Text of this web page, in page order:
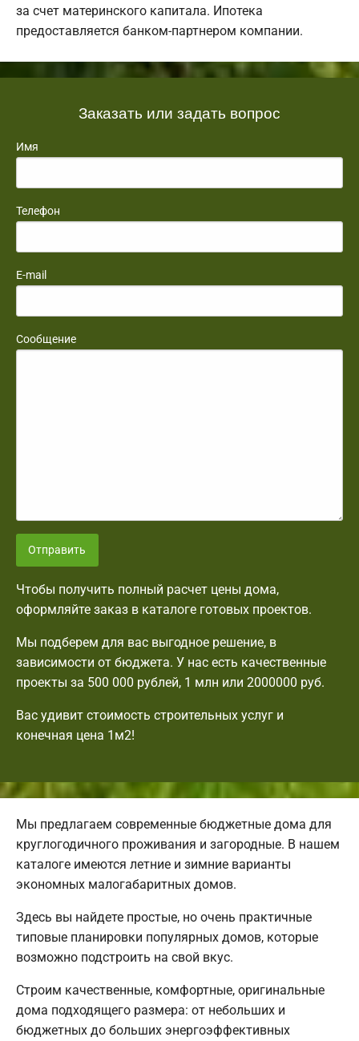
за счет материнского капитала. Ипотека
предоставляется банком-партнером компании.
Заказать или задать вопрос
Имя
Телефон
E-mail
Сообщение
Отправить
Чтобы получить полный расчет цены дома,
оформляйте заказ в каталоге готовых проектов.
Мы подберем для вас выгодное решение, в
зависимости от бюджета. У нас есть качественные
проекты за 500 000 рублей, 1 млн или 2000000 руб.
Вас удивит стоимость строительных услуг и
конечная цена 1м2!
Мы предлагаем современные бюджетные дома для
круглогодичного проживания и загородные. В нашем
каталоге имеются летние и зимние варианты
экономных малогабаритных домов.
Здесь вы найдете простые, но очень практичные
типовые планировки популярных домов, которые
возможно подстроить на свой вкус.
Строим качественные, комфортные, оригинальные
дома подходящего размера: от небольших и
бюджетных до больших энергоэффективных